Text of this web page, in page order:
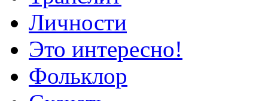
Личности
Это интересно!
Фольклор